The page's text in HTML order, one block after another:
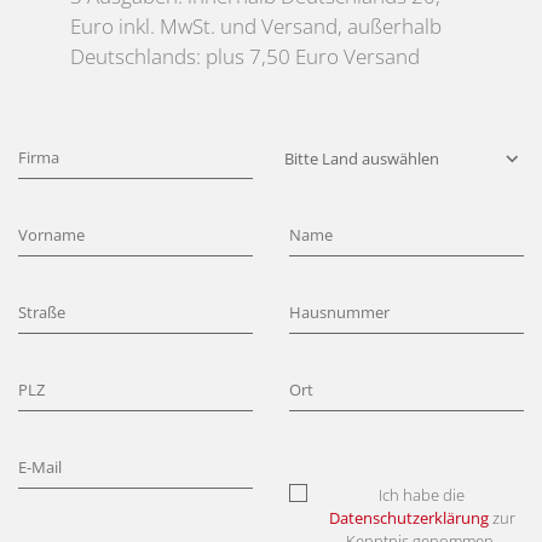
Euro inkl. MwSt. und Versand, außerhalb
Deutschlands: plus 7,50 Euro Versand
Ich habe die
Datenschutzerklärungzur